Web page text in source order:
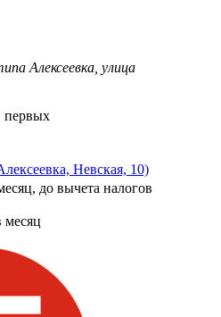
Алексеевка, улица
первых
Невская, 10)
до вычета налогов
месяц